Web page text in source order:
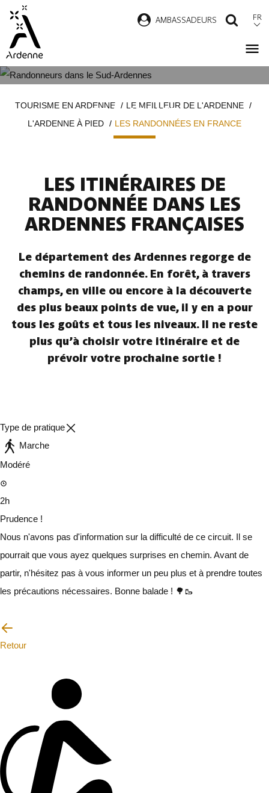
contenu
principal
AMBASSADEURS FR
FRANÇAISE
d'ArianeTOURISME EN ARDENNE
LE MEILLEUR DE L'ARDENNE
L'ARDENNE À PIED
LES RANDONNÉES EN FRANCE
LES ITINÉRAIRES DE
RANDONNÉE DANS LES
ARDENNES FRANÇAISES
Le département des Ardennes regorge de
chemins de randonnée. En forêt, à travers
champs, en ville ou encore à la découverte
des plus beaux points de vue, il y en a pour
tous les goûts et tous les niveaux. Il ne reste
plus qu’à choisir votre itinéraire et de
prévoir votre prochaine sortie !
Type de pratique
Marche
Modéré
2h
Prudence !
Nous n'avons pas d'information sur la difficulté de ce circuit. Il se
pourrait que vous ayez quelques surprises en chemin. Avant de
partir, n'hésitez pas à vous informer un peu plus et à prendre toutes
les précautions nécessaires. Bonne balade ! 🌳🥾
Retour